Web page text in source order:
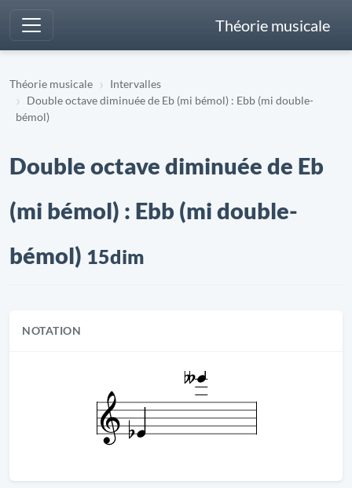
Théorie musicale
Théorie musicale
Intervalles
Double octave diminuée de Eb (mi bémol) : Ebb (mi double-
bémol)
Double octave diminuée de Eb
(mi bémol) : Ebb (mi double-
bémol) 15dim
NOTATION